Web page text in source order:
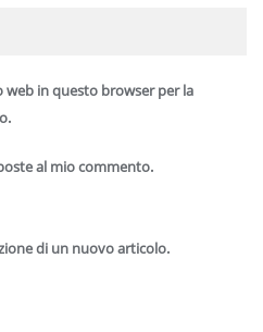
web in questo browser per la
al mio commento.
di un nuovo articolo.